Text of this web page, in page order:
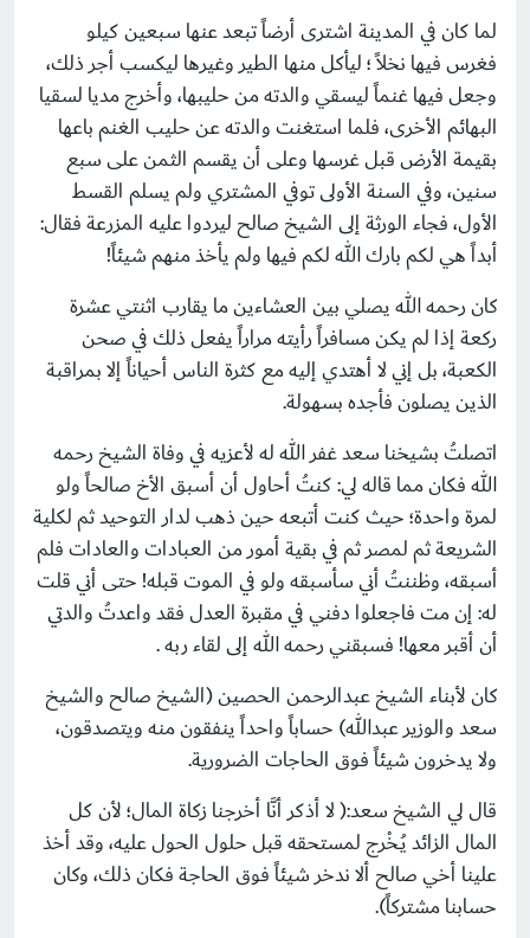
لما كان في المدينة اشترى أرضاً تبعد عنها سبعين كيلو
فغرس فيها نخلاً ؛ ليأكل منها الطير وغيرها ليكسب أجر ذلك،
وجعل فيها غنماً ليسقي والدته من حليبها، وأخرج مديا لسقيا
البهائم الأخرى، فلما استغنت والدته عن حليب الغنم باعها
بقيمة الأرض قبل غرسها وعلى أن يقسم الثمن على سبع
سنين، وفي السنة الأولى توفي المشتري ولم يسلم القسط
الأول، فجاء الورثة إلى الشيخ صالح ليردوا عليه المزرعة فقال:
أبداً هي لكم بارك الله لكم فيها ولم يأخذ منهم شيئاً!
كان رحمه الله يصلي بين العشاءين ما يقارب اثنتي عشرة
ركعة إذا لم يكن مسافراً رأيته مراراً يفعل ذلك في صحن
الكعبة، بل إني لا أهتدي إليه مع كثرة الناس أحياناً إلا بمراقبة
الذين يصلون فأجده بسهولة.
اتصلتُ بشيخنا سعد غفر الله له لأعزيه في وفاة الشيخ رحمه
الله فكان مما قاله لي: كنتُ أحاول أن أسبق الأخ صالحاً ولو
لمرة واحدة؛ حيث كنت أتبعه حين ذهب لدار التوحيد ثم لكلية
الشريعة ثم لمصر ثم في بقية أمور من العبادات والعادات فلم
أسبقه، وظننتُ أني سأسبقه ولو في الموت قبله! حتى أني قلت
له: إن مت فاجعلوا دفني في مقبرة العدل فقد واعدتُ والدتي
أن أقبر معها! فسبقني رحمه الله إلى لقاء ربه .
كان لأبناء الشيخ عبدالرحمن الحصين (الشيخ صالح والشيخ
سعد والوزير عبدالله) حساباً واحداً ينفقون منه ويتصدقون،
ولا يدخرون شيئاً فوق الحاجات الضرورية.
قال لي الشيخ سعد:( لا أذكر أنَّا أخرجنا زكاة المال؛ لأن كل
المال الزائد يُـخْرج لمستحقه قبل حلول الحول عليه، وقد أخذ
علينا أخي صالح ألا ندخر شيئاً فوق الحاجة فكان ذلك، وكان
حسابنا مشتركاً).